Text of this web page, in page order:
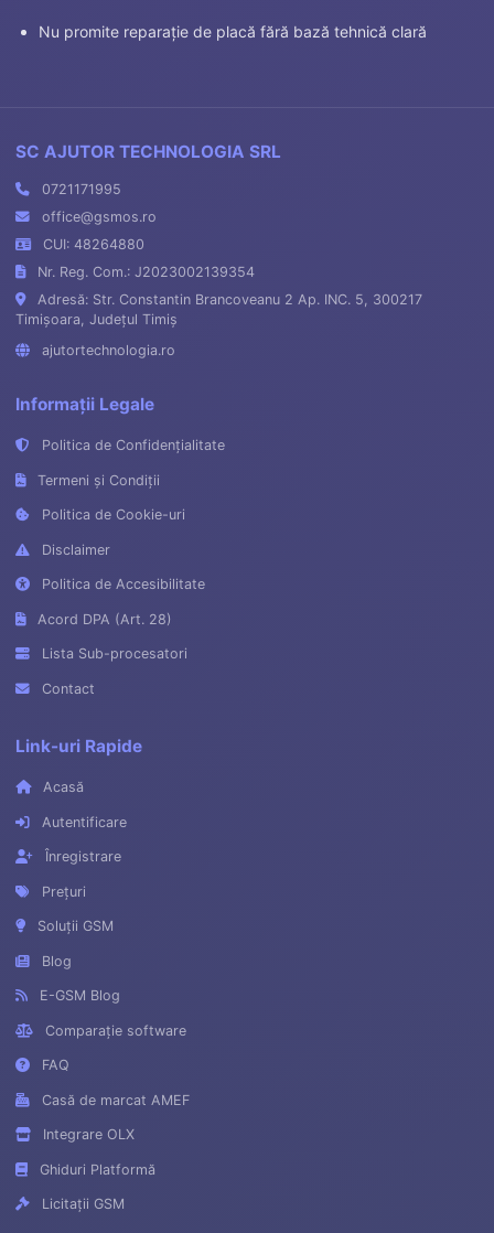
Nu promite reparație de placă fără bază tehnică clară
SC AJUTOR TECHNOLOGIA SRL
0721171995
office@gsmos.ro
CUI: 48264880
Nr. Reg. Com.: J2023002139354
Adresă: Str. Constantin Brancoveanu 2 Ap. INC. 5, 300217
Timișoara, Județul Timiș
ajutortechnologia.ro
Informații Legale
Politica de Confidențialitate
Termeni și Condiții
Politica de Cookie-uri
Disclaimer
Politica de Accesibilitate
Acord DPA (Art. 28)
Lista Sub-procesatori
Contact
Link-uri Rapide
Acasă
Autentificare
Înregistrare
Prețuri
Soluții GSM
Blog
E-GSM Blog
Comparație software
FAQ
Casă de marcat AMEF
Integrare OLX
Ghiduri Platformă
Licitații GSM